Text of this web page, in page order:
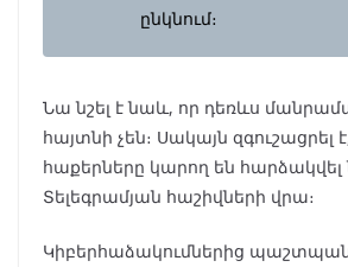
ընկնում։
Նա նշել է նաև, որ դեռևս
հայտնի չեն։ Սակայն զգուշացրել
հաքերները կարող են
Տելեգրամյան հաշիվների վրա։
Կիբերհաձակումներից